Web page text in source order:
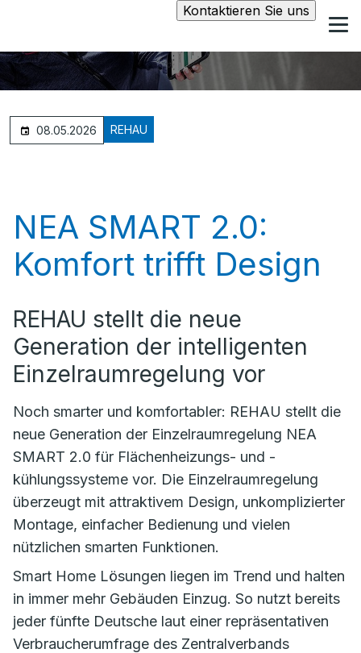
Kontaktieren Sie uns
08.05.2026 REHAU
NEA SMART 2.0:
Komfort trifft Design
REHAU stellt die neue
Generation der intelligenten
Einzelraumregelung vor
Noch smarter und komfortabler: REHAU stellt die
neue Generation der Einzelraumregelung NEA
SMART 2.0 für Flächenheizungs- und -
kühlungssysteme vor. Die Einzelraumregelung
überzeugt mit attraktivem Design, unkomplizierter
Montage, einfacher Bedienung und vielen
nützlichen smarten Funktionen.
Smart Home Lösungen liegen im Trend und halten
in immer mehr Gebäuden Einzug. So nutzt bereits
jeder fünfte Deutsche laut einer repräsentativen
Verbraucherumfrage des Zentralverbands